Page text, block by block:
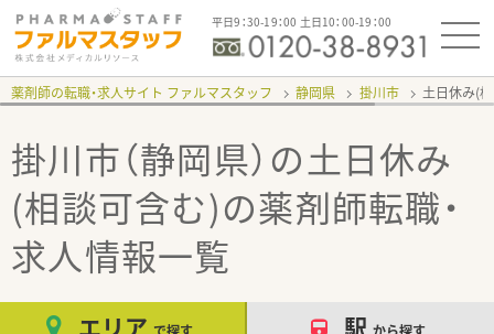
平日9：30-19：00 土日10：00-19：00
薬剤師の転職・求人サイト ファルマスタッフ 静岡県 掛川市 土日休み(
掛川市（静岡県）の土日休み
(相談可含む)の薬剤師転職・
求人情報一覧